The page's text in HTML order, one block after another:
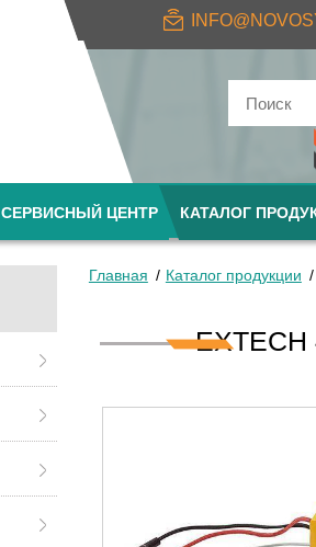
СЕРВИСНЫЙ ЦЕНТР КАТАЛОГ
Главная Каталог продукции